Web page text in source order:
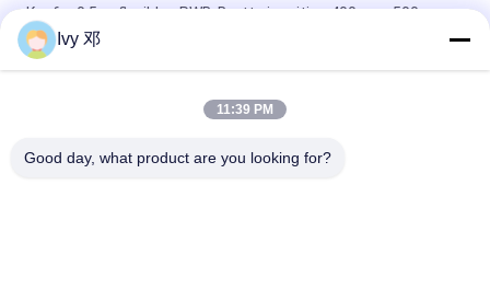
Kupfer 0.5oz flexibles PWB-Brett einseitige 400mmx500mm
Schicht 0.25mm verdoppeln flexibles PWB-Brett mit
Polyimide-Versteifung
Flexibler Druck-FPC-Leiterplatte einseitiger Polyimide für
Ivy 邓
11:39 PM
Good day, what product are you looking for?